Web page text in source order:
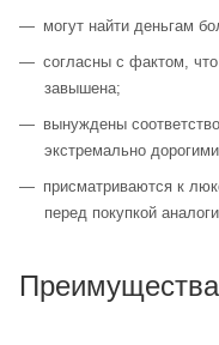
могут найти деньгам
согласны с фактом,
завышена;
вынуждены
экстремально
присматриваются к
перед покупкой